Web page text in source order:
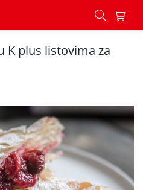
u K plus listovima za
K plus listovima za